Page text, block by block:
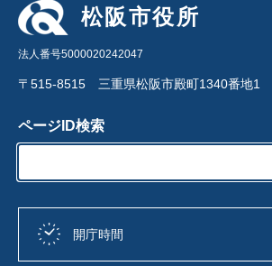
松阪市役所
法人番号5000020242047
〒515-8515 三重県松阪市殿町1340番地1
ページID検索
開庁時間